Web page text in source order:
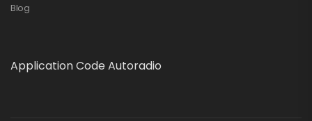
Blog
Application Code Autoradio